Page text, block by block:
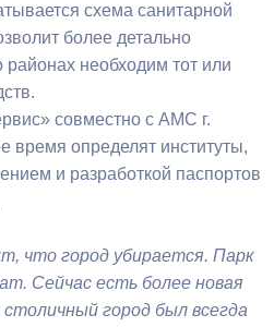
схема санитарной
более детально
районах необходим тот или
совместно с АМС г.
время определят институты,
и разработкой паспортов
что город убирается. Парк
Сейчас есть более новая
город был всегда